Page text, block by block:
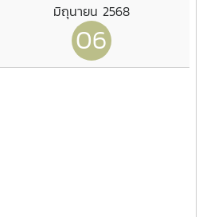
มิถุนายน 2568
06